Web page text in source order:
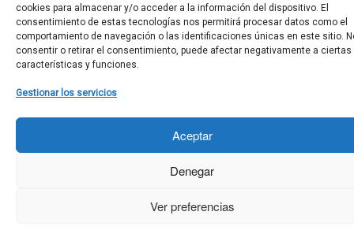
cookies para almacenar y/o acceder a la información del dispositivo. El
consentimiento de estas tecnologías nos permitirá procesar datos como el
comportamiento de navegación o las identificaciones únicas en este sitio.
consentir o retirar el consentimiento, puede afectar negativamente a ciertas
características y funciones.
Gestionar los servicios
Aceptar
Denegar
Ver preferencias